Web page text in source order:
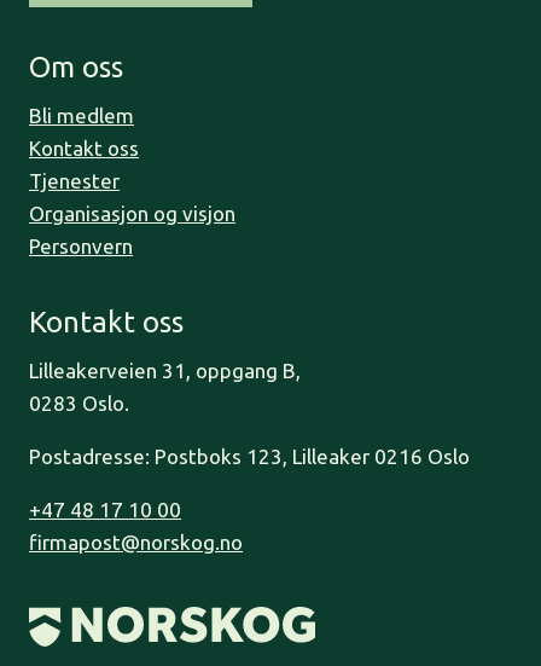
Om oss
Bli medlem
Kontakt oss
Tjenester
Organisasjon og visjon
Personvern
Kontakt oss
Lilleakerveien 31, oppgang B,
0283 Oslo.
Postadresse: Postboks 123, Lilleaker 0216 Oslo
+47 48 17 10 00
firmapost@norskog.no